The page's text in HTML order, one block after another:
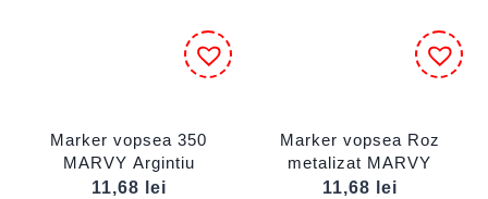
Marker vopsea 350
MARVY Argintiu
11,68
lei
Marker vopsea Roz
metalizat MARVY
11,68
lei